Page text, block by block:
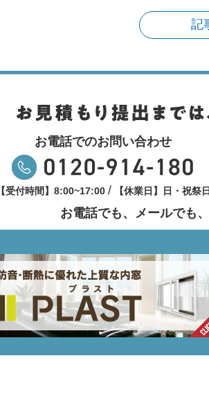
記
お電話でのお問い合わせ
【受付時間】8:00~17:00 /【休業日】日・祝祭日
お電話でも、メールでも、